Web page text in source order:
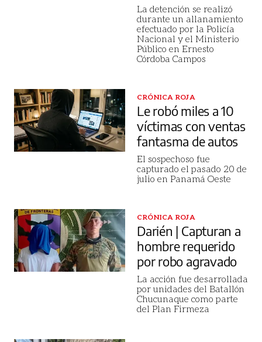
La detención se realizó
durante un allanamiento
efectuado por la Policía
Nacional y el Ministerio
Público en Ernesto
Córdoba Campos
CRÓNICA ROJA
Le robó miles a 10
víctimas con ventas
fantasma de autos
El sospechoso fue
capturado el pasado 20 de
julio en Panamá Oeste
CRÓNICA ROJA
Darién | Capturan a
hombre requerido
por robo agravado
La acción fue desarrollada
por unidades del Batallón
Chucunaque como parte
del Plan Firmeza